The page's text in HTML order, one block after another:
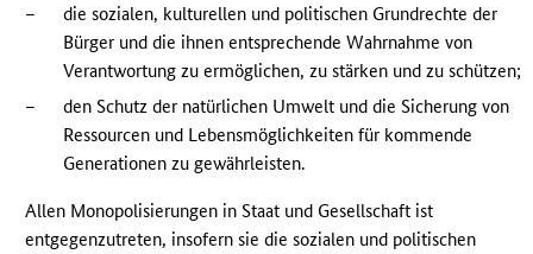
–
die sozialen, kulturellen und politischen Grundrechte der
Bürger und die ihnen entsprechende Wahrnahme von
Verantwortung zu ermöglichen, zu stärken und zu schützen;
–
den Schutz der natürlichen Umwelt und die Sicherung von
Ressourcen und Lebensmöglichkeiten für kommende
Generationen zu gewährleisten.
Allen Monopolisierungen in Staat und Gesellschaft ist
entgegenzutreten, insofern sie die sozialen und politischen